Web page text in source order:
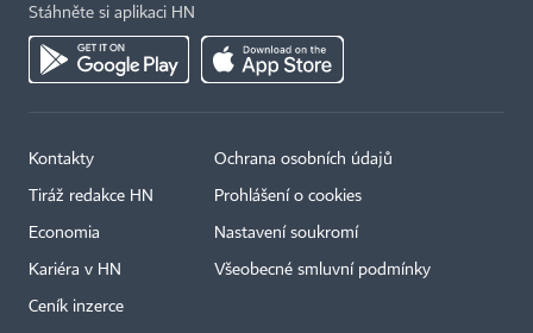
Stáhněte si aplikaci HN
Kontakty
Tiráž redakce HN
Economia
Kariéra v HN
Ceník inzerce
Ochrana osobních údajů
Prohlášení o cookies
Nastavení soukromí
Všeobecné smluvní podmínky